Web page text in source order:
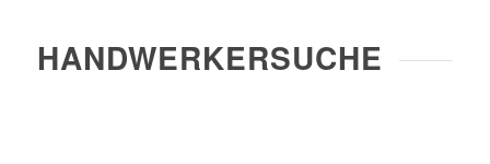
HANDWERKERSUCHE